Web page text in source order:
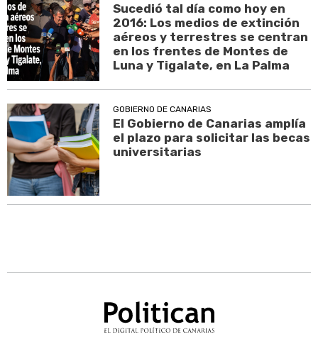
Sucedió tal día como hoy en
2016: Los medios de extinción
aéreos y terrestres se centran
en los frentes de Montes de
Luna y Tigalate, en La Palma
GOBIERNO DE CANARIAS
El Gobierno de Canarias amplía
el plazo para solicitar las becas
universitarias